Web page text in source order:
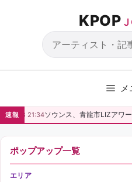
キ
ッ
プ
KPOP
サ
索
メ
速報8/8 21:34ソウンス、青龍市LIZアワ
ポップアップ一覧
エリア